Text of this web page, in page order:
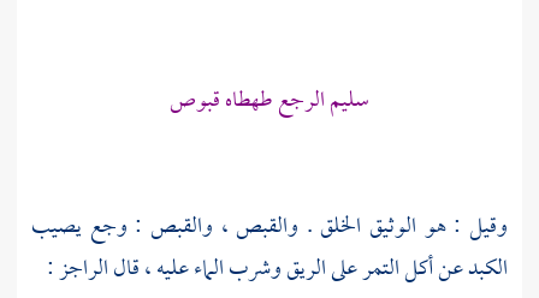
سليم الرجع طهطاه قبوص
وقيل : هو الوثيق الخلق . والقبص ، والقبص : وجع يصيب
الكبد عن أكل التمر على الريق وشرب الماء عليه ، قال الراجز :